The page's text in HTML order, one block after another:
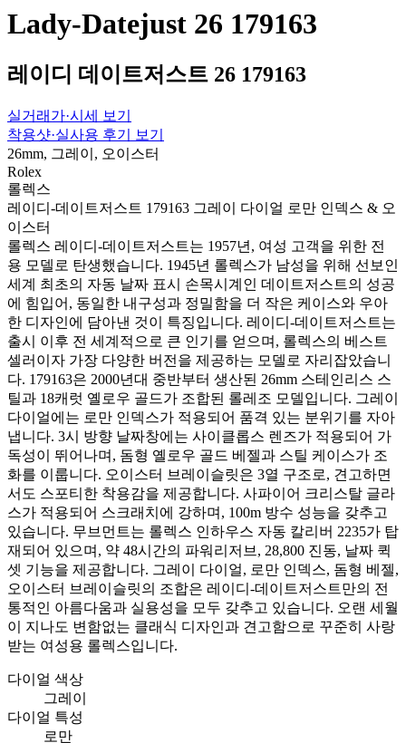
Lady-Datejust 26 179163
레이디 데이트저스트 26 179163
실거래가·시세 보기
착용샷·실사용 후기 보기
26mm, 그레이, 오이스터
Rolex
롤렉스
레이디-데이트저스트 179163 그레이 다이얼 로만 인덱스 & 오
이스터
롤렉스 레이디-데이트저스트는 1957년, 여성 고객을 위한 전
용 모델로 탄생했습니다. 1945년 롤렉스가 남성을 위해 선보인
세계 최초의 자동 날짜 표시 손목시계인 데이트저스트의 성공
에 힘입어, 동일한 내구성과 정밀함을 더 작은 케이스와 우아
한 디자인에 담아낸 것이 특징입니다. 레이디-데이트저스트는
출시 이후 전 세계적으로 큰 인기를 얻으며, 롤렉스의 베스트
셀러이자 가장 다양한 버전을 제공하는 모델로 자리잡았습니
다. 179163은 2000년대 중반부터 생산된 26mm 스테인리스 스
틸과 18캐럿 옐로우 골드가 조합된 롤레조 모델입니다. 그레이
다이얼에는 로만 인덱스가 적용되어 품격 있는 분위기를 자아
냅니다. 3시 방향 날짜창에는 사이클롭스 렌즈가 적용되어 가
독성이 뛰어나며, 돔형 옐로우 골드 베젤과 스틸 케이스가 조
화를 이룹니다. 오이스터 브레이슬릿은 3열 구조로, 견고하면
서도 스포티한 착용감을 제공합니다. 사파이어 크리스탈 글라
스가 적용되어 스크래치에 강하며, 100m 방수 성능을 갖추고
있습니다. 무브먼트는 롤렉스 인하우스 자동 칼리버 2235가 탑
재되어 있으며, 약 48시간의 파워리저브, 28,800 진동, 날짜 퀵
셋 기능을 제공합니다. 그레이 다이얼, 로만 인덱스, 돔형 베젤,
오이스터 브레이슬릿의 조합은 레이디-데이트저스트만의 전
통적인 아름다움과 실용성을 모두 갖추고 있습니다. 오랜 세월
이 지나도 변함없는 클래식 디자인과 견고함으로 꾸준히 사랑
받는 여성용 롤렉스입니다.
다이얼 색상
그레이
다이얼 특성
로만